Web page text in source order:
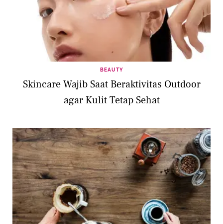
BEAUTY
Skincare Wajib Saat Beraktivitas Outdoor
agar Kulit Tetap Sehat